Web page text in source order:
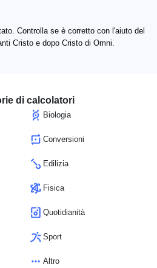
Controlla se è corretto con l'aiuto del
Cristo e dopo Cristo di Omni.
di calcolatori
Biologia
Conversioni
Edilizia
Fisica
Quotidianità
Sport
Altro